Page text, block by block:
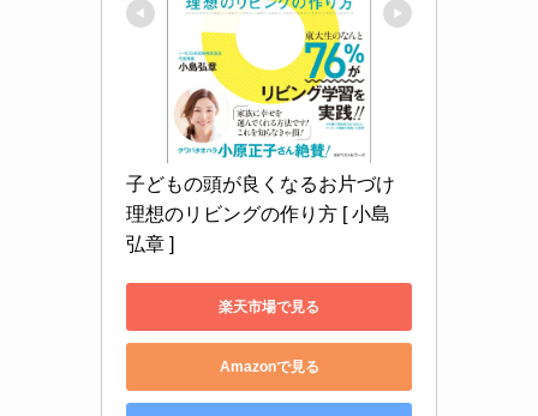
子どもの頭が良くなるお片づけ
理想のリビングの作り方 [ 小島
弘章 ]
楽天市場で見る
Amazonで見る